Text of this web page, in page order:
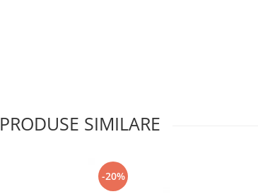
PRODUSE SIMILARE
-20%